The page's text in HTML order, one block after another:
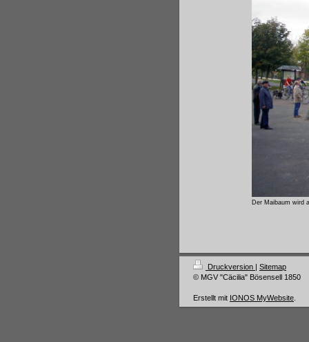
Der Maibaum wird
Druckversion | Sitemap
© MGV "Cäcilia" Bösensell 1850
Erstellt mit IONOS MyWebsite